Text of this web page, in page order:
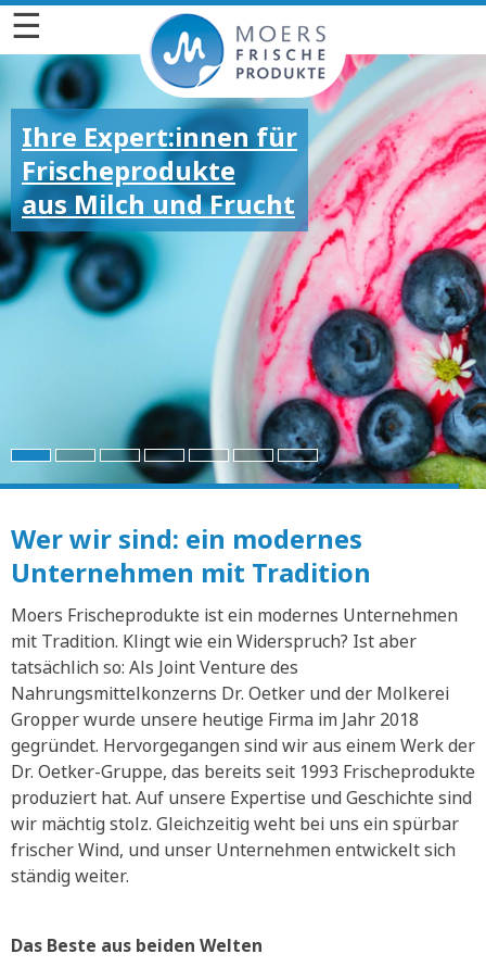
☰
Ihre Expert:innen für
Frischeprodukte
aus Milch und Frucht
Wer wir sind: ein modernes
Unternehmen mit Tradition
Moers Frischeprodukte ist ein modernes Unternehmen
mit Tradition. Klingt wie ein Widerspruch? Ist aber
tatsächlich so: Als Joint Venture des
Nahrungsmittelkonzerns Dr. Oetker und der Molkerei
Gropper wurde unsere heutige Firma im Jahr 2018
gegründet. Hervorgegangen sind wir aus einem Werk der
Dr. Oetker-Gruppe, das bereits seit 1993 Frischeprodukte
produziert hat. Auf unsere Expertise und Geschichte sind
wir mächtig stolz. Gleichzeitig weht bei uns ein spürbar
frischer Wind, und unser Unternehmen entwickelt sich
ständig weiter.
Das Beste aus beiden Welten